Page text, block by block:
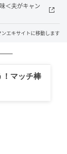
＜夫がキャン
ンエキサイトに移動します
！マッチ棒